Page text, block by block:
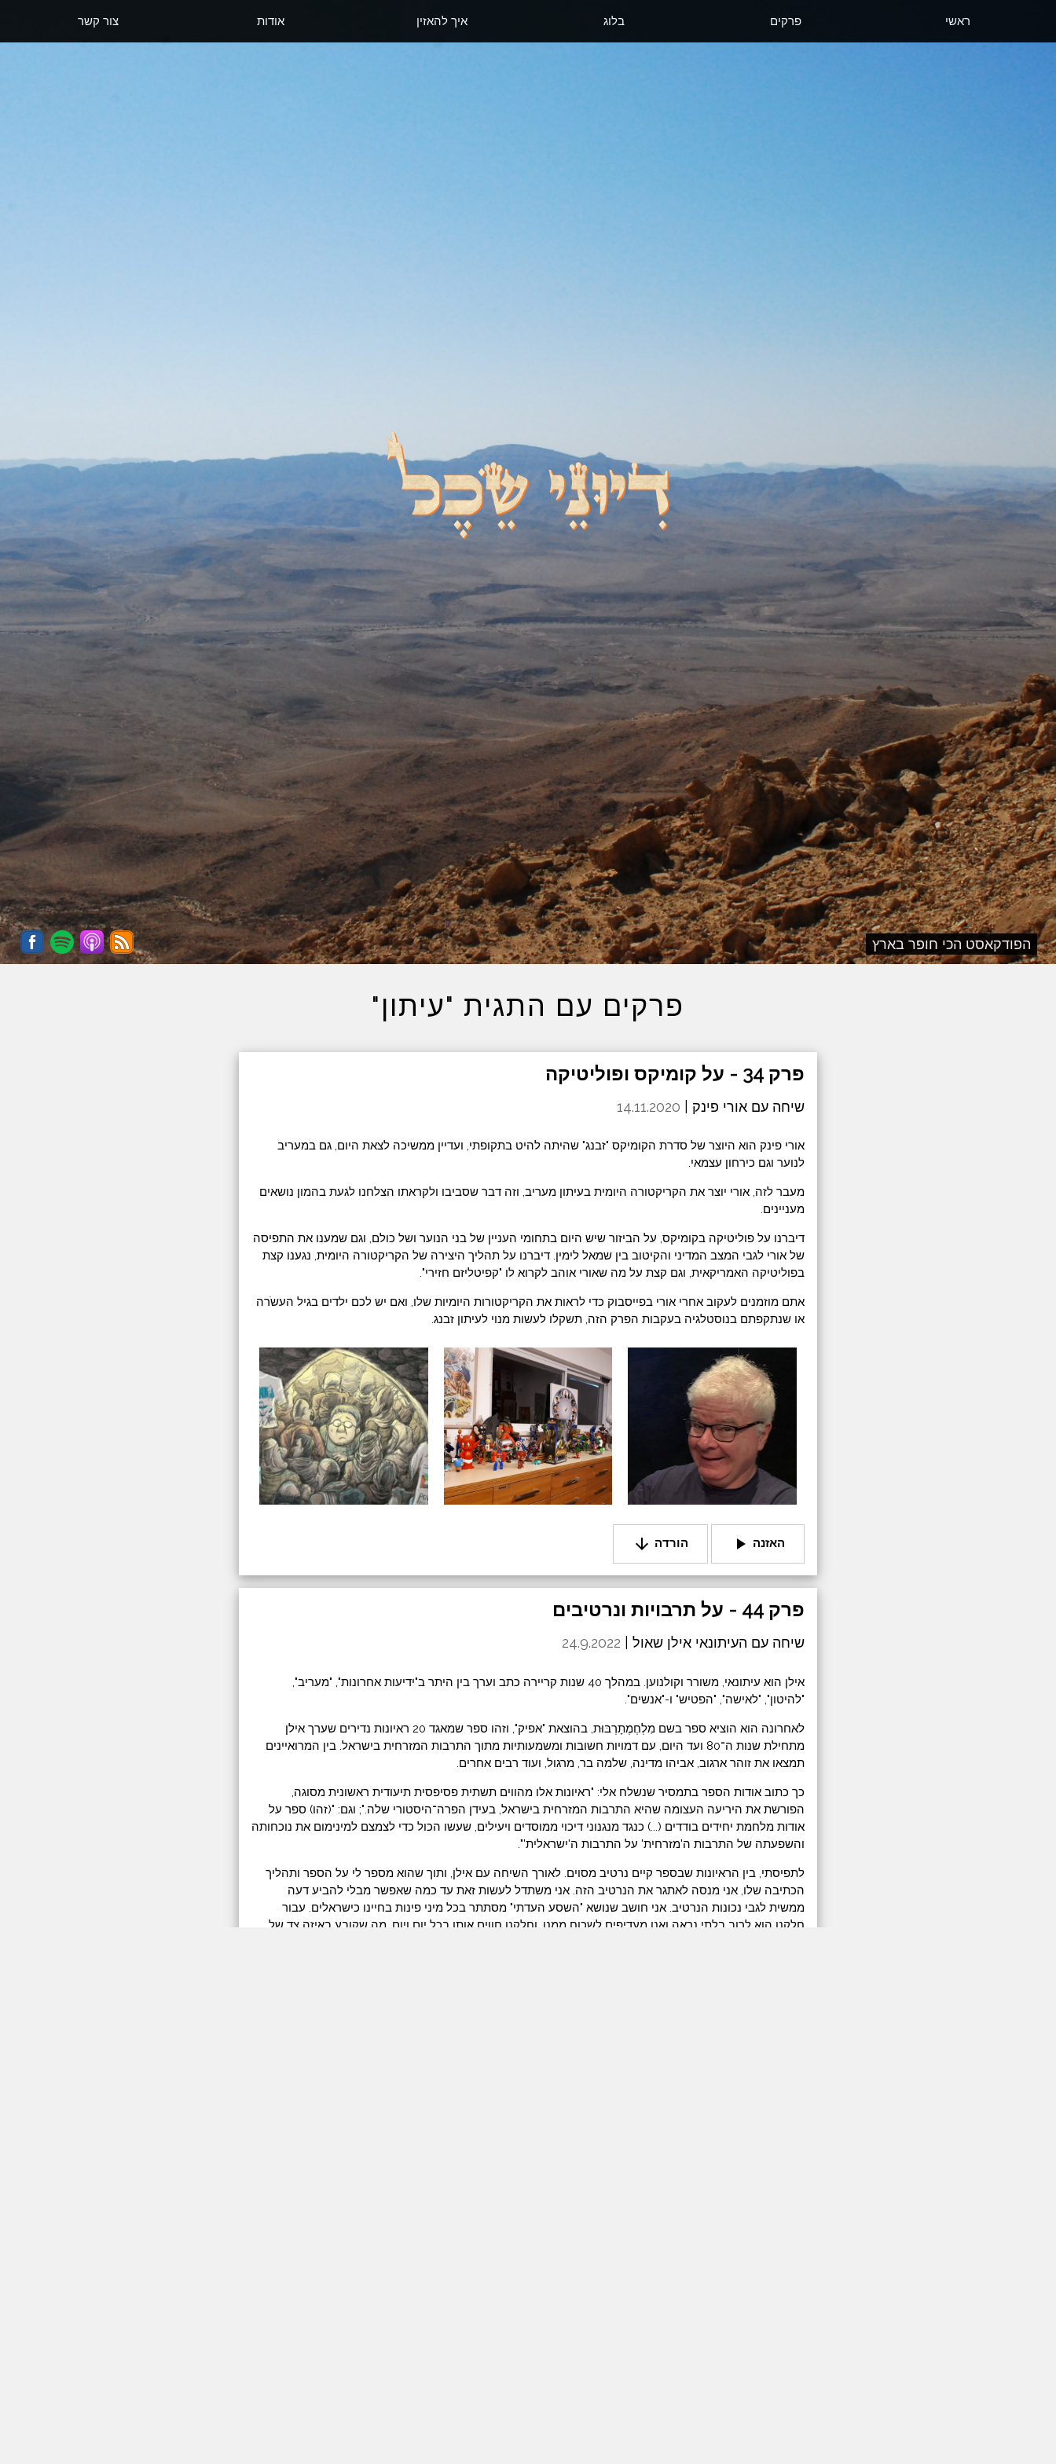
ראשי פרקים בלוג איך להאזין אודות צור קשר
דיוני שכל
הפודקאסט הכי חופר בארץ
פרקים עם התגית "עיתון"
פרק 34 - על קומיקס ופוליטיקה
שיחה עם אורי פינק | 14.11.2020
אורי פינק הוא היוצר של סדרת הקומיקס "זבנג" שהיתה להיט בתקופתי, ועדיין ממשיכה לצאת היום, גם במעריב
לנוער וגם כירחון עצמאי.
מעבר לזה, אורי יוצר את הקריקטורה היומית בעיתון מעריב, וזה דבר שסביבו ולקראתו הצלחנו לגעת בהמון נושאים
מעניינים.
דיברנו על פוליטיקה בקומיקס, על הביזור שיש היום בתחומי העניין של בני הנוער ושל כולם, וגם שמענו את התפיסה
של אורי לגבי המצב המדיני והקיטוב בין שמאל לימין. דיברנו על תהליך היצירה של הקריקטורה היומית, נגענו קצת
בפוליטיקה האמריקאית, וגם קצת על מה שאורי אוהב לקרוא לו "קפיטליזם חזירי".
אתם מוזמנים לעקוב אחרי אורי בפייסבוק כדי לראות את הקריקטורות היומיות שלו, ואם יש לכם ילדים בגיל העשֹרה
או שנתקפתם בנוסטלגיה בעקבות הפרק הזה, תשקלו לעשות מנוי לעיתון זבנג.
האזנה play_arrow הורדה arrow_downward
פרק 44 - על תרבויות ונרטיבים
שיחה עם העיתונאי אילן שאול | 24.9.2022
אילן הוא עיתונאי, משורר וקולנוען. במהלך 40 שנות קריירה כתב וערך בין היתר ב"ידיעות אחרונות", "מעריב",
"להיטון", "לאישה", "הפטיש" ו-"אנשים".
לאחרונה הוא הוציא ספר בשם מִלְחֶמֶתָרְבּוּת, בהוצאת "אפיק", וזהו ספר שמאגד 20 ראיונות נדירים שערך אילן
מתחילת שנות ה־80 ועד היום, עם דמויות חשובות ומשמעותיות מתוך התרבות המזרחית בישראל. בין המרואיינים
תמצאו את זוהר ארגוב, אביהו מדינה, שלמה בר, מרגול, ועוד רבים אחרים.
כך כתוב אודות הספר בתמסיר שנשלח אלי: "ראיונות אלו מהווים תשתית פסיפסית תיעודית ראשונית מסוגה,
הפורשת את היריעה העצומה שהיא התרבות המזרחית בישראל, בעידן הפרה־היסטורי שלה."; וגם: "(זהו) ספר על
אודות מלחמת יחידים בודדים (...) כנגד מנגנוני דיכוי ממוסדים ויעילים, שעשו הכול כדי לצמצם למינימום את נוכחותה
והשפעתה של התרבות ה'מזרחית' על התרבות ה'ישראלית'".
לתפיסתי, בין הראיונות שבספר קיים נרטיב מסוים. לאורך השיחה עם אילן, ותוך שהוא מספר לי על הספר ותהליך
הכתיבה שלו, אני מנסה לאתגר את הנרטיב הזה. אני משתדל לעשות זאת עד כמה שאפשר מבלי להביע דעה
ממשית לגבי נכונות הנרטיב. אני חושב שנושא "השסע העדתי" מסתתר בכל מיני פינות בחיינו כישראלים. עבור
חלקנו הוא לרוב בלתי נראה ואנו מעדיפים לשכוח ממנו, וחלקנו חווים אותו בכל יום ויום. מה שקובע באיזה צד של